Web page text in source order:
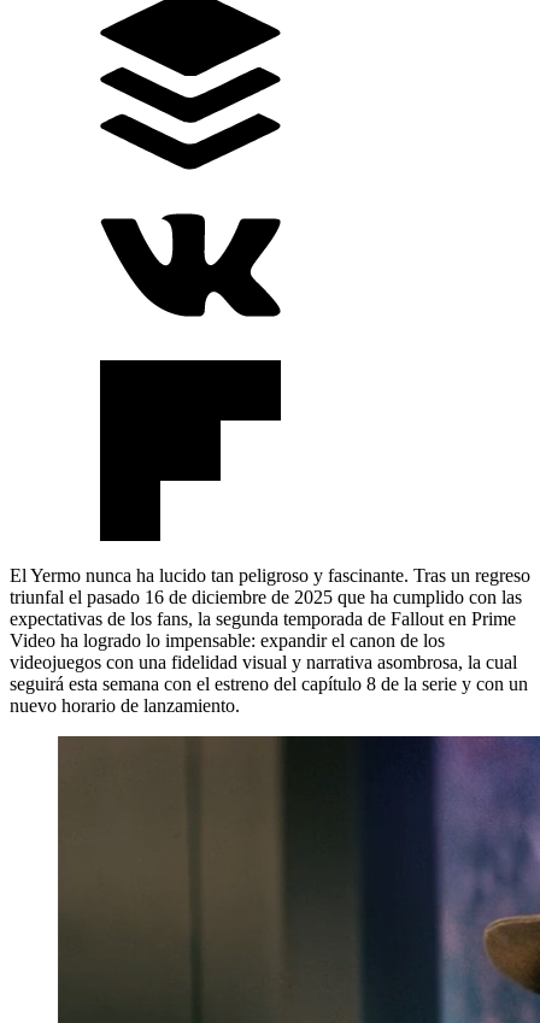
El Yermo nunca ha lucido tan peligroso y fascinante. Tras un regreso
triunfal el pasado 16 de diciembre de 2025 que ha cumplido con las
expectativas de los fans, la segunda temporada de Fallout en Prime
Video ha logrado lo impensable: expandir el canon de los
videojuegos con una fidelidad visual y narrativa asombrosa, la cual
seguirá esta semana con el estreno del capítulo 8 de la serie y con un
nuevo horario de lanzamiento.